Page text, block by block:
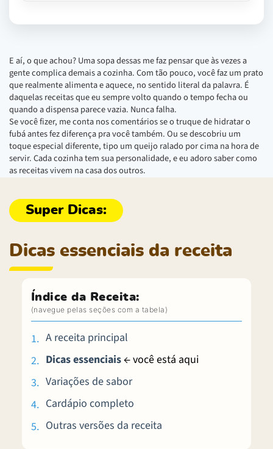
E aí, o que achou? Uma sopa dessas me faz pensar que às vezes a
gente complica demais a cozinha. Com tão pouco, você faz um prato
que realmente alimenta e aquece, no sentido literal da palavra. É
daquelas receitas que eu sempre volto quando o tempo fecha ou
quando a dispensa parece vazia. Nunca falha.
Se você fizer, me conta nos comentários se o truque de hidratar o
fubá antes fez diferença pra você também. Ou se descobriu um
toque especial diferente, tipo um queijo ralado por cima na hora de
servir. Cada cozinha tem sua personalidade, e eu adoro saber como
as receitas vivem na casa dos outros.
Dicas essenciais da receita
Índice da Receita:
A receita principal
Dicas essenciais← você está aqui
Variações de sabor
Cardápio completo
Outras versões da receita